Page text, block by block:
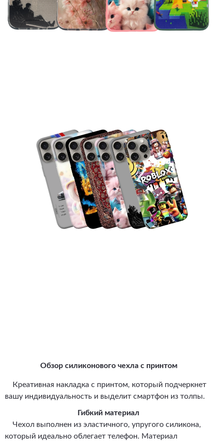
Обзор силиконового чехла с принтом
Креативная накладка с принтом, который подчеркнет
вашу индивидуальность и выделит смартфон из толпы.
Гибкий материал
Чехол выполнен из эластичного, упругого силикона,
который идеально облегает телефон. Материал